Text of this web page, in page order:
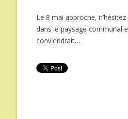
Le 8 mai approche,
dans le paysage communal
conviendrait…